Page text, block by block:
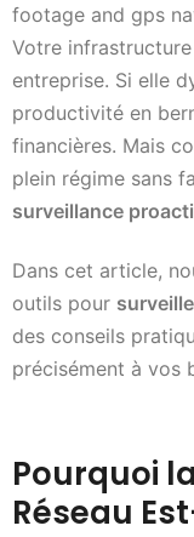
footage and gps
Votre
entreprise. Si elle
productivité en
financières. Mais
plein régime sans
surveillance
Dans cet article,
outils pour
des conseils
précisément à vos
Pourquoi
Réseau